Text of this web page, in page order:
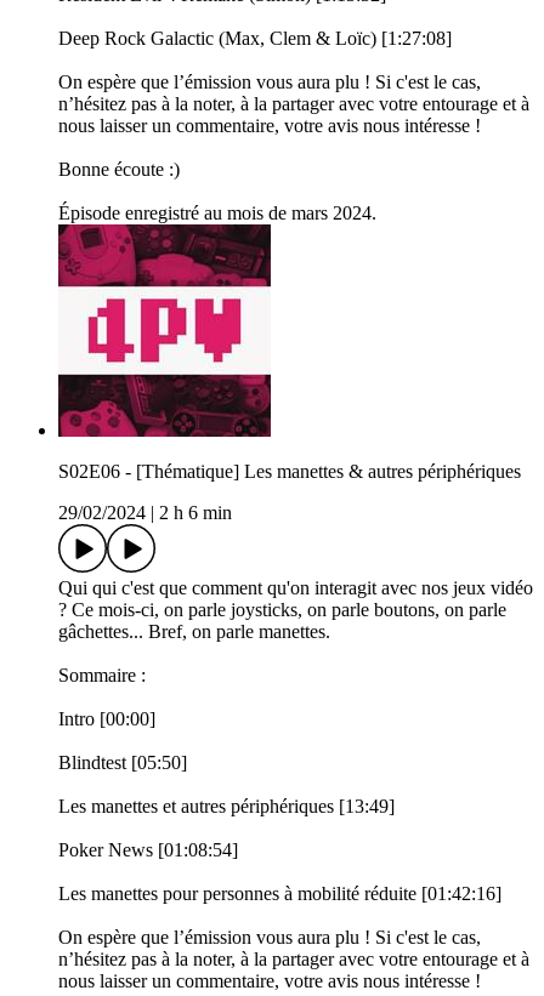
Deep Rock Galactic (Max, Clem & Loïc) [1:27:08]
On espère que l’émission vous aura plu ! Si c'est le cas,
n’hésitez pas à la noter, à la partager avec votre entourage et à
nous laisser un commentaire, votre avis nous intéresse !
Bonne écoute :)
Épisode enregistré au mois de mars 2024.
S02E06 - [Thématique] Les manettes & autres périphériques
29/02/2024
2 h 6 min
Qui qui c'est que comment qu'on interagit avec nos jeux vidéo
? Ce mois-ci, on parle joysticks, on parle boutons, on parle
gâchettes... Bref, on parle manettes.
Sommaire :
Intro [00:00]
Blindtest [05:50]
Les manettes et autres périphériques [13:49]
Poker News [01:08:54]
Les manettes pour personnes à mobilité réduite [01:42:16]
On espère que l’émission vous aura plu ! Si c'est le cas,
n’hésitez pas à la noter, à la partager avec votre entourage et à
nous laisser un commentaire, votre avis nous intéresse !